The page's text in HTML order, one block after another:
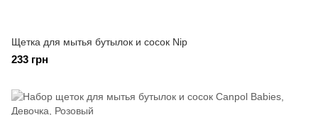
Щетка для мытья бутылок и сосок Nip
233 грн